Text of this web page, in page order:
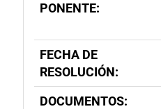
PONENTE:
FECHA DE
RESOLUCIÓN:
DOCUMENTOS: